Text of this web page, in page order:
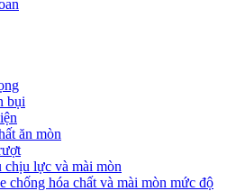
bụi
ăn mòn
chịu lực và mài mòn
chống hóa chất và mài mòn mức độ